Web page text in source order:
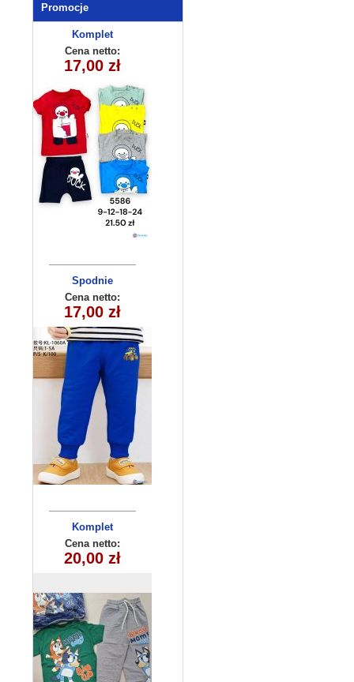
Promocje
Komplet
niemowlęcy
5586 (9-24m)
4szt
Cena netto:
17,00 zł
Spodnie
dziecięce
KL-1060A
Cena netto:
17,00 zł
Komplet
dziecięcy
(3-10) 5szt
Cena netto:
20,00 zł